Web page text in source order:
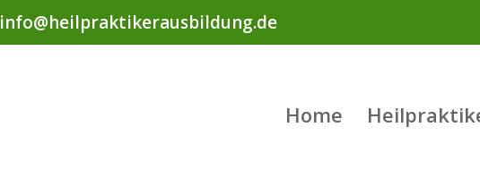
info@heilpraktikerausbildung.de
Home